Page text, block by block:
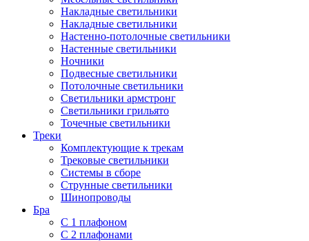
Накладные светильники
Накладные светильники
Настенно-потолочные светильники
Настенные светильники
Ночники
Подвесные светильники
Потолочные светильники
Светильники армстронг
Светильники грильято
Точечные светильники
Треки
Комплектующие к трекам
Трековые светильники
Системы в сборе
Струнные светильники
Шинопроводы
Бра
С 1 плафоном
С 2 плафонами